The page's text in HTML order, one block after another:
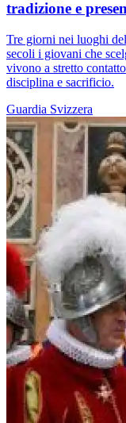
tradizione e
Tre giorni nei luoghi
secoli i giovani che
vivono a stretto
disciplina e sacrificio.
Guardia Svizzera